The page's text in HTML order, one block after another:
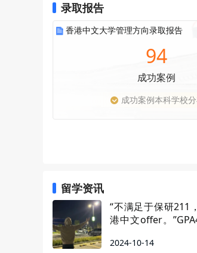
试和PS中，不接受AI/agents生
及清晰职业规划，同时，英语能
就业数据方面，该项目毕业生
40%（依托香港的优势领域），
此外，项目学费约40万港币
Capstone相关的新型奖学金，这
录取报告
香港中文大学管理方向录取报告
94
成功案例
成功案例本科学校
留学资讯
“不满足于保研211
港中文offer。
2024-10-14